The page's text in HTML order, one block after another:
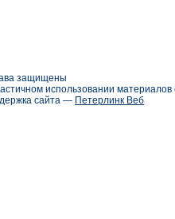
защищены
использовании
сайта — Петерлинк Веб